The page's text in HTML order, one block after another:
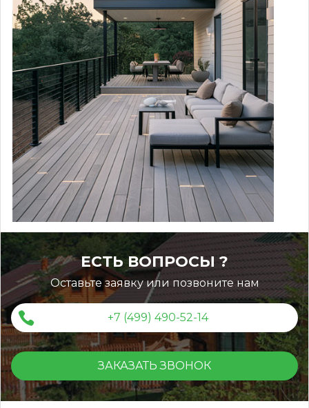
ЕСТЬ ВОПРОСЫ ?
Оставьте заявку или позвоните нам
+7 (499) 490-52-14
ЗАКАЗАТЬ ЗВОНОК